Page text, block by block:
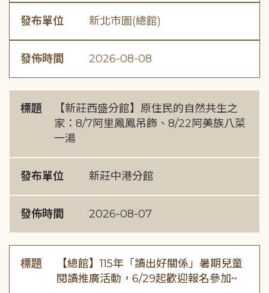
發布單位 新北市圖(總館)
發佈時間 2026-08-08
標題
【新莊西盛分館】原住民的自然共生之
家：8/7阿里鳳鳳吊飾、8/22阿美族八菜
一湯
發布單位 新莊中港分館
發佈時間 2026-08-07
標題
【總館】115年「讀出好關係」暑期兒童
閱讀推廣活動，6/29起歡迎報名參加~